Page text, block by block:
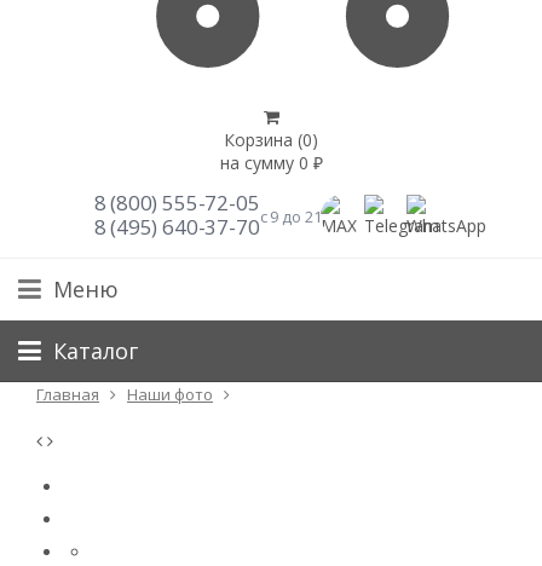
Корзина (0)
на сумму 0 ₽
8 (800) 555-72-05
8 (495) 640-37-70с 9 до 21
Меню
Каталог
Главная Наши фото